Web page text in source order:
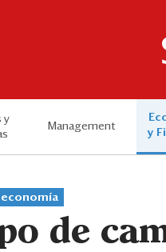
y
Management
y
de